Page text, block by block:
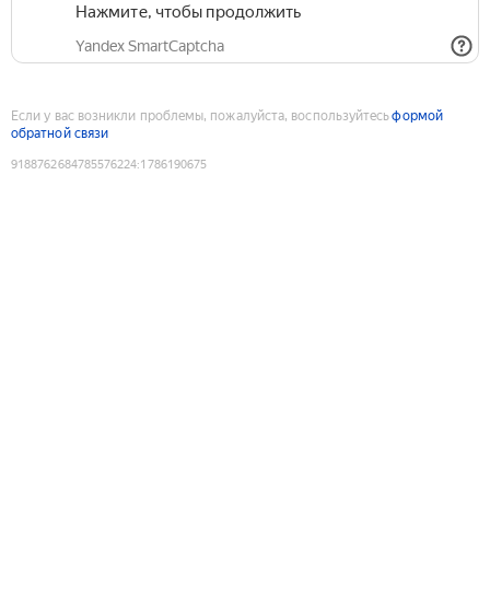
Нажмите, чтобы продолжить
Yandex SmartCaptcha
Если у вас возникли проблемы, пожалуйста, воспользуйтесьформой
обратной связи
9188762684785576224:1786190675